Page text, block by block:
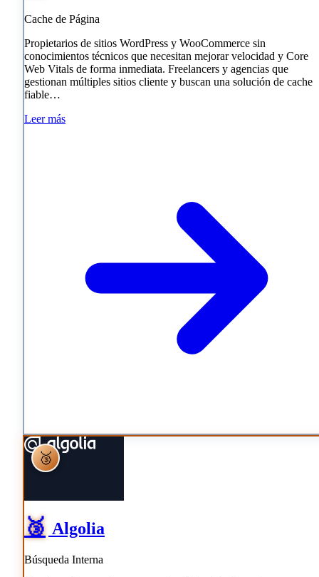
Cache de Página
Propietarios de sitios WordPress y WooCommerce sin
conocimientos técnicos que necesitan mejorar velocidad y Core
Web Vitals de forma inmediata. Freelancers y agencias que
gestionan múltiples sitios cliente y buscan una solución de cache
fiable…
Leer más
🥉
🥉 Algolia
Búsqueda Interna